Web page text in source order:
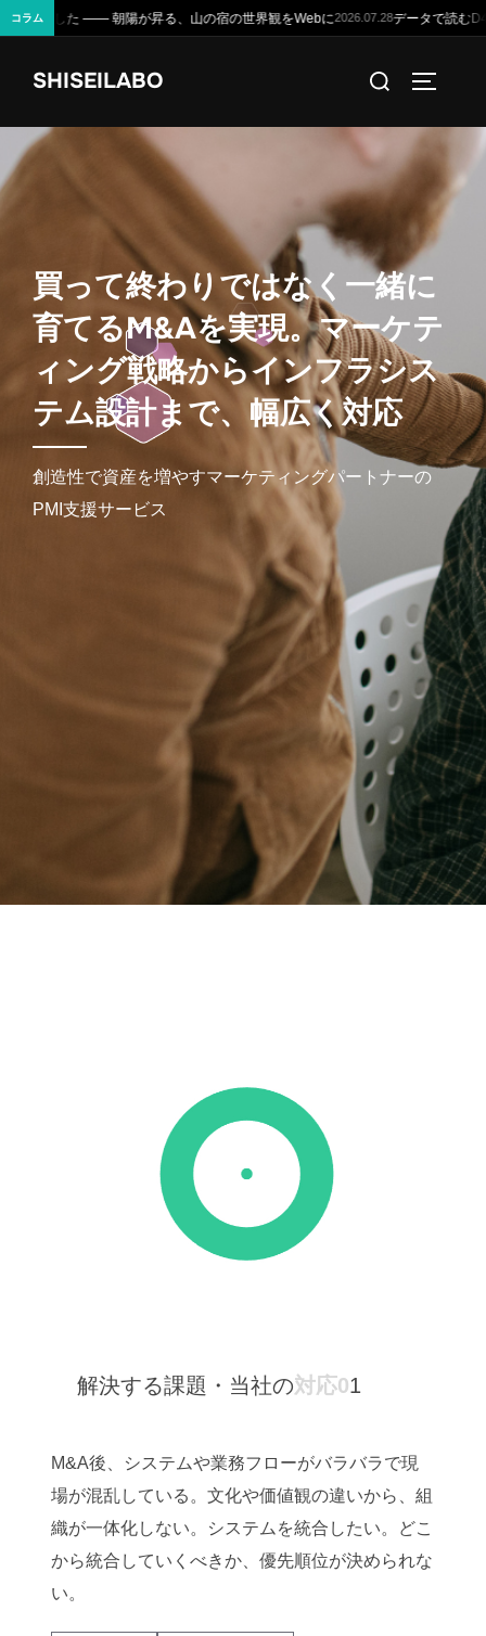
コラム
2026.07.28 データで読むD4Uのポテンシャル —— 生産年齢人口が3割減る国で、デ
ツ
SHISEILABO
検
対
象:
買って終わりではなく 一緒に
育てるM&Aを実現。マーケテ
ィ ング戦略からインフラシス
テム設計まで、 幅広く対応
創造性で資産を増やすマーケティングパートナーの
PMI支援サービス
解決する課題・当社の対応01
M&A後、システムや業務フローがバラバラで現
場が混乱している。文化や価値観の違いから、組
織が一体化しない。システムを統合したい。どこ
から統合していくべきか、優先順位が決められな
い。